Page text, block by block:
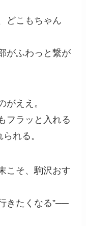
どこもちゃん
がふわっと繋が
がええ。
フラッと入れる
れる。
こそ、駒沢おす
きたくなる”──